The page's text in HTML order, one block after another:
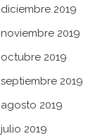
diciembre 2019
noviembre 2019
octubre 2019
septiembre 2019
agosto 2019
julio 2019